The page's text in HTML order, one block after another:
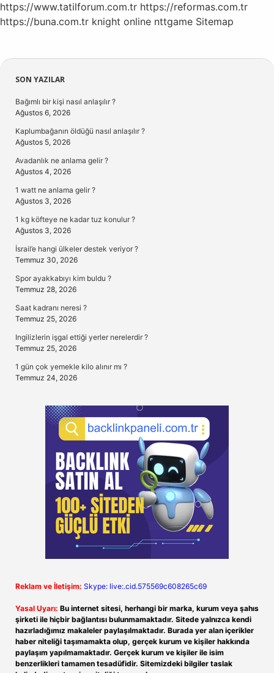
https://www.tatilforum.com.tr https://reformas.com.tr
https://buna.com.tr knight online nttgame Sitemap
Sidebar
SON YAZILAR
Bağımlı bir kişi nasıl anlaşılır ?
Ağustos 6, 2026
Kaplumbağanın öldüğü nasıl anlaşılır ?
Ağustos 5, 2026
Avadanlık ne anlama gelir ?
Ağustos 4, 2026
1 watt ne anlama gelir ?
Ağustos 3, 2026
1 kg köfteye ne kadar tuz konulur ?
Ağustos 3, 2026
İsrail’e hangi ülkeler destek veriyor ?
Temmuz 30, 2026
Spor ayakkabıyı kim buldu ?
Temmuz 28, 2026
Saat kadranı neresi ?
Temmuz 25, 2026
Ingilizlerin işgal ettiği yerler nerelerdir ?
Temmuz 25, 2026
1 gün çok yemekle kilo alınır mı ?
Temmuz 24, 2026
Reklam ve İletişim: Skype: live:.cid.575569c608265c69
Yasal Uyarı: Bu internet sitesi, herhangi bir marka, kurum veya şahıs
şirketi ile hiçbir bağlantısı bulunmamaktadır. Sitede yalnızca kendi
hazırladığımız makaleler paylaşılmaktadır. Burada yer alan içerikler
haber niteliği taşımamakta olup, gerçek kurum ve kişiler hakkında
paylaşım yapılmamaktadır. Gerçek kurum ve kişiler ile isim
benzerlikleri tamamen tesadüfidir. Sitemizdeki bilgiler taslak